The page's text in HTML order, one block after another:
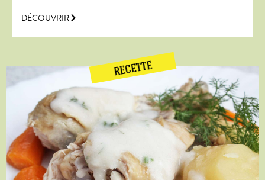
DÉCOUVRIR
RECETTE